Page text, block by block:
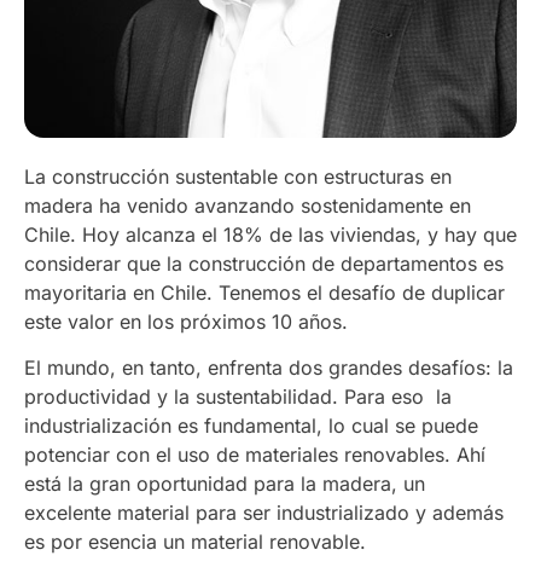
La construcción sustentable con estructuras en
madera ha venido avanzando sostenidamente en
Chile. Hoy alcanza el 18% de las viviendas, y hay que
considerar que la construcción de departamentos es
mayoritaria en Chile. Tenemos el desafío de duplicar
este valor en los próximos 10 años.
El mundo, en tanto, enfrenta dos grandes desafíos: la
productividad y la sustentabilidad. Para eso la
industrialización es fundamental, lo cual se puede
potenciar con el uso de materiales renovables. Ahí
está la gran oportunidad para la madera, un
excelente material para ser industrializado y además
es por esencia un material renovable.